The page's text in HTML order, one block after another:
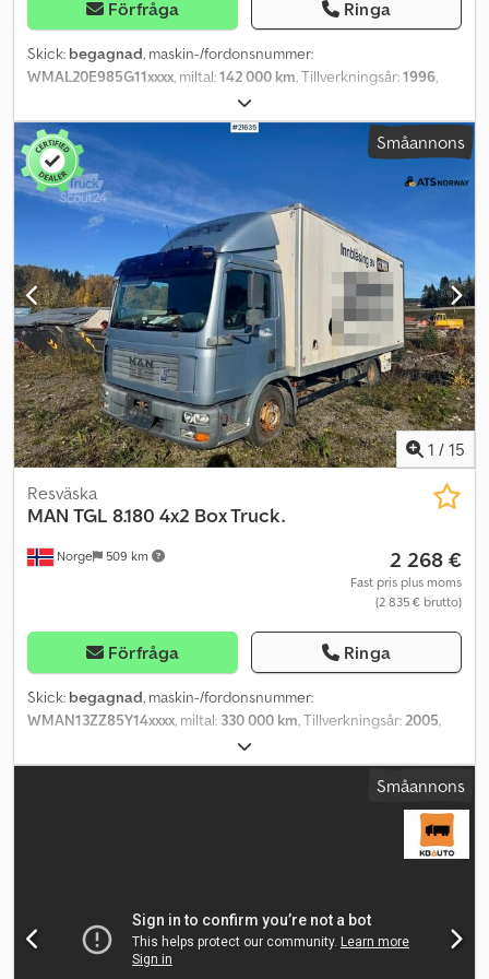
Förfråga Ringa
Skick: begagnad, maskin-/fordonsnummer:
WMAL20E985G11xxxx, miltal:142 000 km, Tillverkningsår:1996,
Vänligen ange referensnummer vid förfrågan: 23632 Tekniska
data: Miltal: 142 000 km Växellåda: Manuell Motorbroms 2
uppsättningar däck Däck – se bilder Stålfjädring 7 sittplatser
Verktygsskåp Förvaringsutrymme under lastytan Lastytans längd:
ca 3,18 m Dragkrok 4x2, 155 hk Service och underhåll utförda i
egen regi Omedelbart tillgänglig Anmärkningar: Ej registrerad på
grund av rost på ramen Batteriet börjar bli svagt Km: 142000 HK:
155 Besiktad: Nej EU-godkänd till: 2024-02-28 Egenvikt: 6120
Totalvikt: 7490 Lastvikt: 1295 Crsdpfxozql Ais Am Rof Bredd: 240
Längd: 750 Euroklass: 2 Modell: 8.152LC manskapbil – 7 platser
Växellåda: Manuell = Mer information = Kontakta ATS Norway för
mer information.
Småannons
1 / 15
Norge 509 km
Resväska
MAN TGL 8.180 4x2 Box Truck.
2 268 €
Fast pris plus moms
(2 835 € brutto)
Förfråga Ringa
Skick: begagnad, maskin-/fordonsnummer:
WMAN13ZZ85Y14xxxx, miltal: 330 000 km, Tillverkningsår:2005,
Vänligen ange referensnummer vid förfrågan: 21635
Specifikationer:• Km: ca 330 000• Växellåda: Manuell• Motorbroms•
4x2• Däck (se bilder)• Zepro bakgavellyft• Norka skåp• Invändig
höjd: ca 2,34 m• Sido­dörr• Euro 4, 180 hk• Radio/CD• Klar för
Tuf: Nej EU-godkänd till: 31.01.2019 Egenvikt: 5 100 kg Totalvikt: 7
490 kg Lastvikt: 2 315 kg Bredd: 255 cm Längd: 783 cm Euro: 4
Modell: MAN TGL 8.180 4x2 skåpbil Växellåda: Manuell = Ytterligare
Småannons